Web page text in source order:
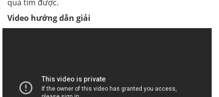
quả tìm được.
Video hướng dẫn giải